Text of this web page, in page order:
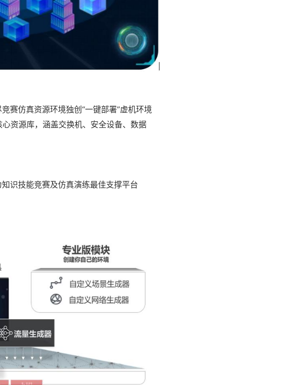
赛仿真资源环境独创“一键部署”虚机环境
资源库，涵盖交换机、安全设备、数据
识技能竞赛及仿真演练最佳支撑平台